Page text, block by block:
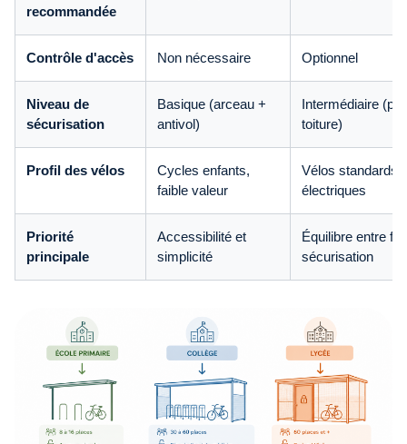
recommandée
Contrôle d'accès Non nécessaire Optionnel
Niveau de
sécurisation
Basique (arceau +
antivol)
Intermédiaire
toiture)
Profil des vélos
Cycles enfants,
faible valeur
Vélos standards,
électriques
Priorité
principale
Accessibilité et
simplicité
Équilibre entre
sécurisation